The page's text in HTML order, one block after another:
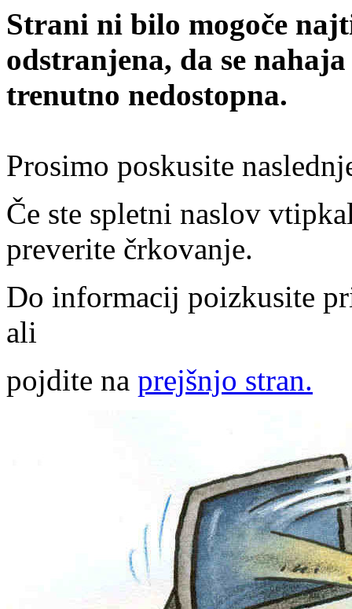
Strani ni bilo mogoče
odstranjena, da se
trenutno nedostopna.
Prosimo poskusite
Če ste spletni naslov
preverite črkovanje.
Do informacij poizkusite
ali
pojdite na prejšnjo stran.